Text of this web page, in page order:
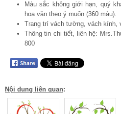
Màu sắc không giới hạn, quý
hoa văn theo ý muốn (360 màu).
Trang trí vách tường, vách kính,
Thông tin chi tiết, liên hệ:
800
Nội dung liên quan: